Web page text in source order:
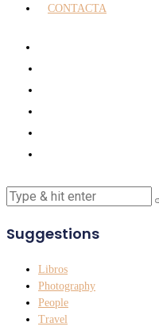
CONTACTA
Suggestions
Libros
Photography
People
Travel